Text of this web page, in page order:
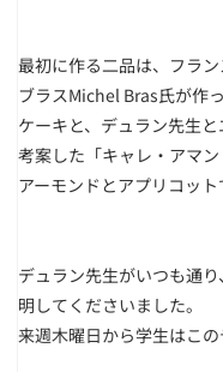
最初に作る二品は、フラ
ブラスMichel Bras氏が作
ケーキと、デュラン先生
考案した「キャレ・アマ
アーモンドとアプリコット
デュラン先生がいつも通
明してくださいました。
来週木曜日から学生はこの